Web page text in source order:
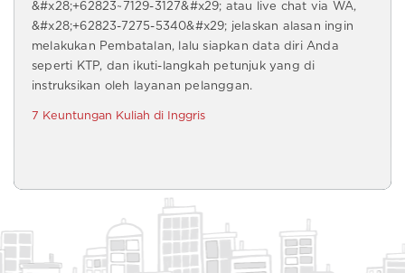
&#x28;+62823~7129-3127&#x29; atau live chat via WA,
&#x28;+62823-7275-5340&#x29; jelaskan alasan ingin
melakukan Pembatalan, lalu siapkan data diri Anda
seperti KTP, dan ikuti-langkah petunjuk yang di
instruksikan oleh layanan pelanggan.
7 Keuntungan Kuliah di Inggris